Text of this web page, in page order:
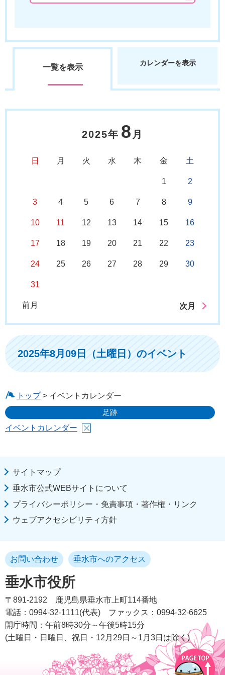
一覧を表示 カレンダーを表示
2025年 8 月
日 月 火 水 木 金 土
1 2
3 4 5 6 7 8 9
10 11 12 13 14 15 16
17 18 19 20 21 22 23
24 25 26 27 28 29 30
31
前月 次月
2025年8月09日（土曜日）のイベント
トップ> イベントカレンダー
足跡
イベントカレンダー
サイトマップ
垂水市公式WEBサイトについて
プライバシーポリシー・免責事項・著作権・リンク
ウェブアクセシビリティ方針
垂水市役所
お問い合わせ 垂水市へのアクセス
〒891-2192
鹿児島県垂水市上町114番地
電話：0994-32-1111(代表)
ファックス：0994-32-6625
開庁時間：午前8時30分～午後5時15分
(土曜日・日曜日、祝日・12月29日～1月3日は除く)